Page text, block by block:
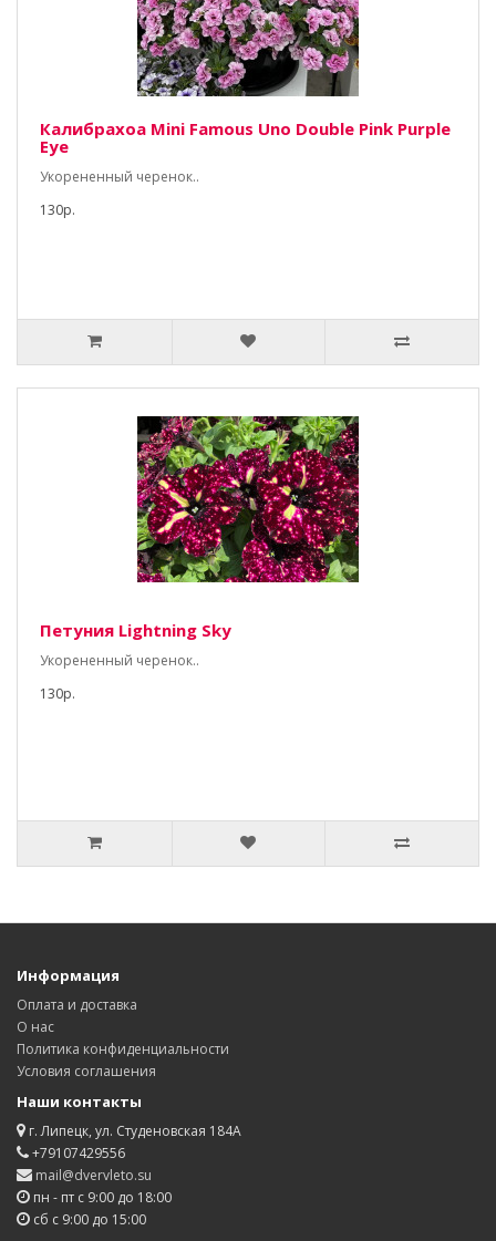
Калибрахоа Mini Famous Uno Double Pink Purple
Eye
Укорененный черенок..
130р.
Петуния Lightning Sky
Укорененный черенок..
130р.
Информация
Оплата и доставка
О нас
Политика конфиденциальности
Условия соглашения
Наши контакты
г. Липецк, ул. Студеновская 184А
+79107429556
mail@dvervleto.su
пн - пт с 9:00 до 18:00
сб с 9:00 до 15:00